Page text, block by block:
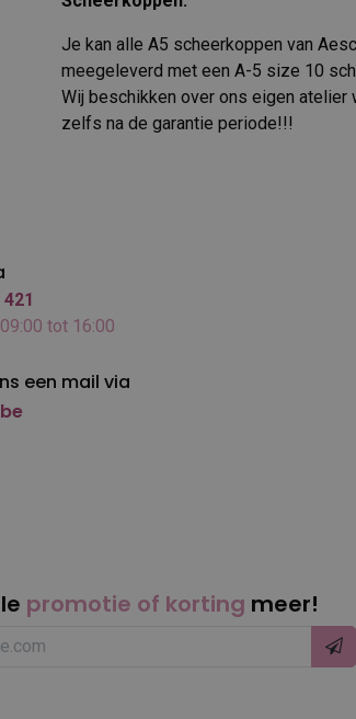
Je kan alle A5 scheerkoppen van
meegeleverd met een A-5 size 10
Wij beschikken over ons eigen
zelfs na de garantie periode!!!
promotie of korting meer!
tot 16:00
een mail via